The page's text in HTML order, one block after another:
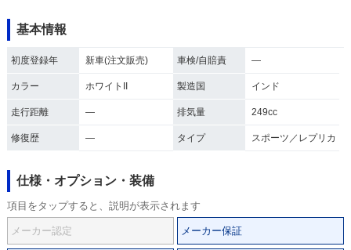
基本情報
初度登録年 新車(注文販売) 車検/自賠責 ―
カラー ホワイトII 製造国 インド
走行距離 ― 排気量 249cc
修復歴 ― タイプ スポーツ／レプリカ
仕様・オプション・装備
項目をタップすると、説明が表示されます
メーカー認定 メーカー保証